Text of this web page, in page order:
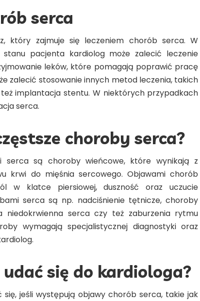
serca
który zajmuje się leczeniem chorób serca. W
pacjenta kardiolog może zalecić leczenie
leków, które pomagają poprawić pracę
zalecić stosowanie innych metod leczenia, takich
implantacja stentu. W niektórych przypadkach
serca.
choroby serca?
serca są choroby wieńcowe, które wynikają z
krwi do mięśnia sercowego. Objawami chorób
w klatce piersiowej, duszność oraz uczucie
serca są np. nadciśnienie tętnicze, choroby
niedokrwienna serca czy też zaburzenia rytmu
wymagają specjalistycznej diagnostyki oraz
się do kardiologa?
jeśli występują objawy chorób serca, takie jak